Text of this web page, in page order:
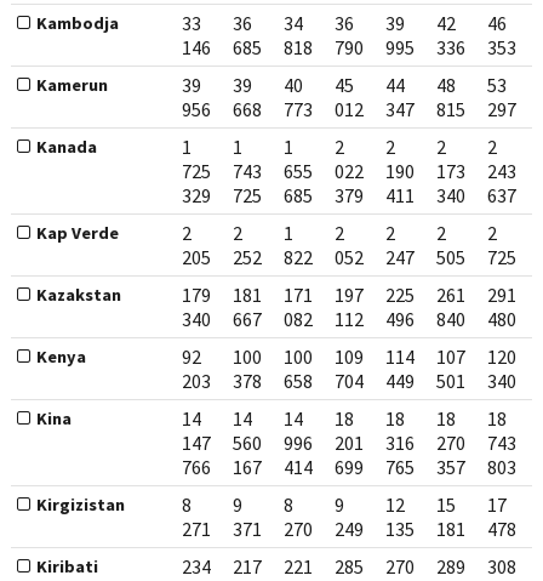
Kambodja
33
146
36
685
34
818
36
790
39
995
42
336
46
353
Kamerun
39
956
39
668
40
773
45
012
44
347
48
815
53
297
Kanada
1
725
329
1
743
725
1
655
685
2
022
379
2
190
411
2
173
340
2
243
637
Kap Verde
2
205
2
252
1
822
2
052
2
247
2
505
2
725
Kazakstan
179
340
181
667
171
082
197
112
225
496
261
840
291
480
Kenya
92
203
100
378
100
658
109
704
114
449
107
501
120
340
Kina
14
147
766
14
560
167
14
996
414
18
201
699
18
316
765
18
270
357
18
743
803
Kirgizistan
8
271
9
371
8
270
9
249
12
135
15
181
17
478
Kiribati 234 217 221 285 270 289 308